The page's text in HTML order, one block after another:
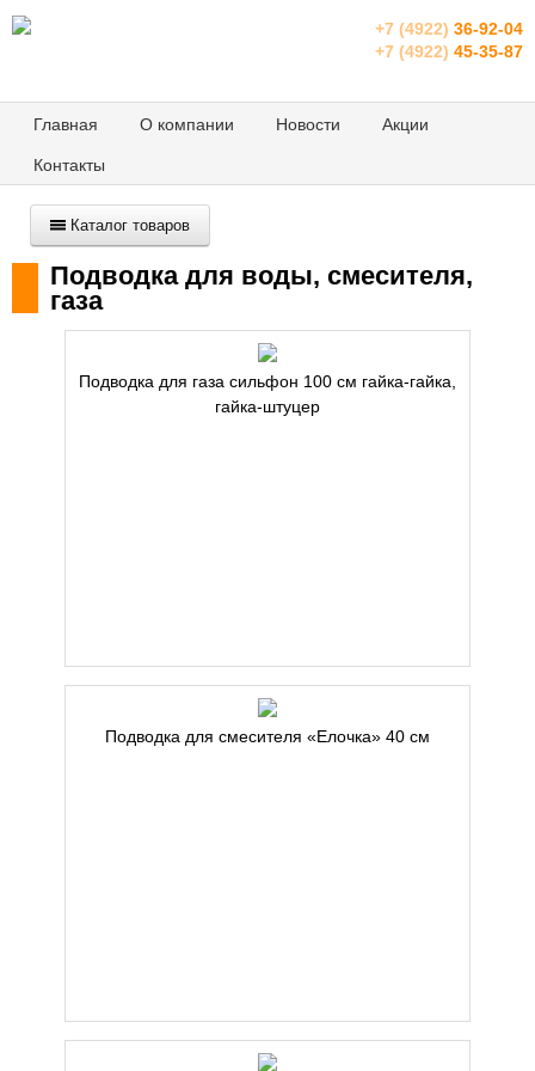
+7 (4922) 36-92-04
+7 (4922) 45-35-87
Главная О компании Новости Акции
Контакты
Каталог товаров
Подводка для воды, смесителя,
газа
Подводка для газа сильфон 100 см гайка-гайка,
гайка-штуцер
Подводка для смесителя «Елочка» 40 см